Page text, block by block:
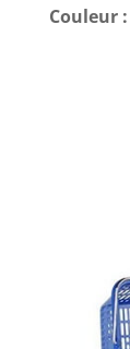
Couleur :